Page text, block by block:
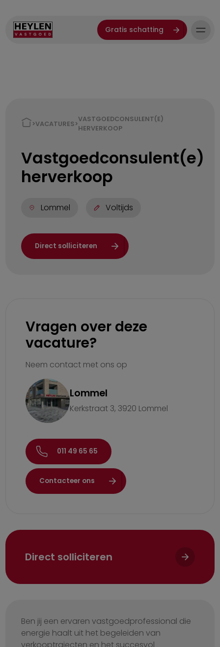
Gratis schatting
>VACATURES>
VASTGOEDCONSULENT(E)
HERVERKOOP
Vastgoedconsulent(e)
herverkoop
Lommel Voltijds
Direct solliciteren
Vragen over deze
vacature?
Neem contact met ons op
Lommel
Kerkstraat 3, 3920 Lommel
011 49 65 65
Contacteer ons
Direct solliciteren
Ben jij een ervaren vastgoedprofessional die
energie haalt uit het begeleiden van